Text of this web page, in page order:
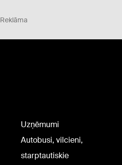
Reklāma
Uzņēmumi
Autobusi, vilcieni,
starptautiskie